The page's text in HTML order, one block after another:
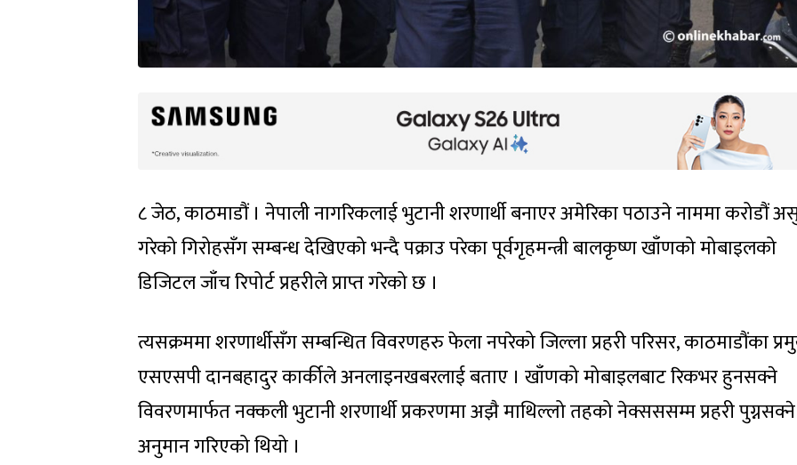
८ जेठ, काठमाडौं । नेपाली नागरिकलाई भुटानी शरणार्थी बनाएर अमेरिका पठाउने नाममा करोडौं
गरेको गिरोहसँग सम्बन्ध देखिएको भन्दै पक्राउ परेका पूर्वगृहमन्त्री बालकृष्ण खाँणको मोबाइलको
डिजिटल जाँच रिपोर्ट प्रहरीले प्राप्त गरेको छ ।
त्यसक्रममा शरणार्थीसँग सम्बन्धित विवरणहरु फेला नपरेको जिल्ला प्रहरी परिसर, काठमाडौंका
एसएसपी दानबहादुर कार्कीले अनलाइनखबरलाई बताए । खाँणको मोबाइलबाट रिकभर हुनसक्ने
विवरणमार्फत नक्कली भुटानी शरणार्थी प्रकरणमा अझै माथिल्लो तहको नेक्सससम्म प्रहरी पुग्नसक्ने
अनुमान गरिएको थियो ।